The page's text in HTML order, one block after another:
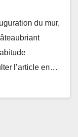
du mur,
l’article en…